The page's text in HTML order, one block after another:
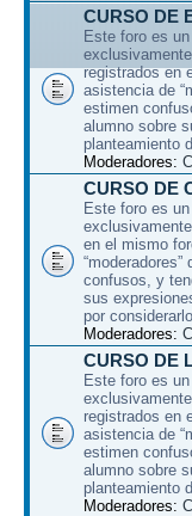
CURSO DE
Este foro es
registrados en
asistencia de
estimen
alumno sobre
planteamiento
Moderadores:
CURSO DE
Este foro es
en el mismo
confusos, y
sus
por
Moderadores:
CURSO DE
Este foro es
registrados en
asistencia de
estimen
alumno sobre
planteamiento
Moderadores: